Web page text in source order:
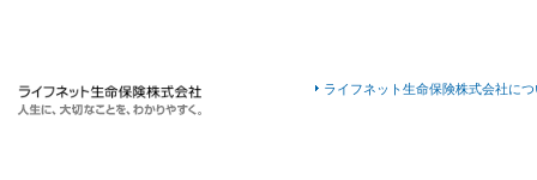
ライフネット生命保険株式会社に